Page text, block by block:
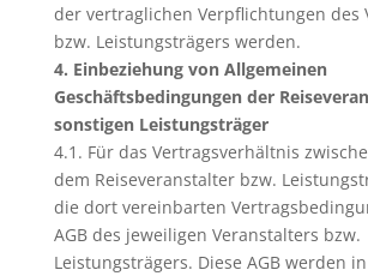
der vertraglichen Verpflichtungen des
bzw. Leistungsträgers werden.
4. Einbeziehung von Allgemeinen
Geschäftsbedingungen der
sonstigen Leistungsträger
4.1. Für das Vertragsverhältnis
dem Reiseveranstalter bzw.
die dort vereinbarten
AGB des jeweiligen Veranstalters bzw.
Leistungsträgers. Diese AGB werden